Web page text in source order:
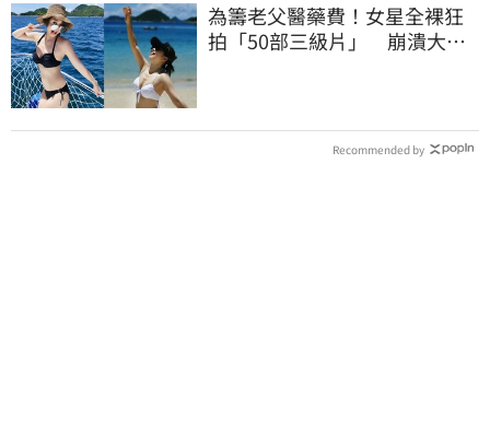
為籌老父醫藥費！女星全裸狂
拍「50部三級片」 崩潰大
Recommended by